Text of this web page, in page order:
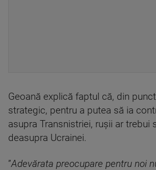
Geoană explică faptul că, din
strategic, pentru a putea să ia
asupra Transnistriei, ruşii ar trebui
deasupra Ucrainei.
”Adevărata preocupare pentru noi